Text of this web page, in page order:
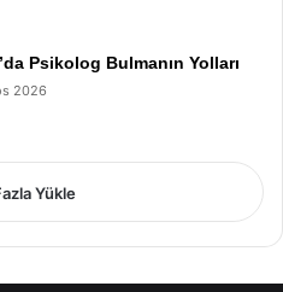
Psikolog Bulmanın Yolları
2026
Yükle